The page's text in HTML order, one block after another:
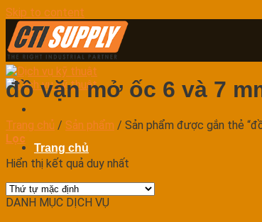
Skip to content
Trang chủ
Dịch vụ
đồ vặn mở ốc 6 và 7
Trang chủ / Sản phẩm / Sản phẩm được gắn thẻ
Lọc
Hiển thị kết quả duy nhất
DANH MỤC DỊCH VỤ